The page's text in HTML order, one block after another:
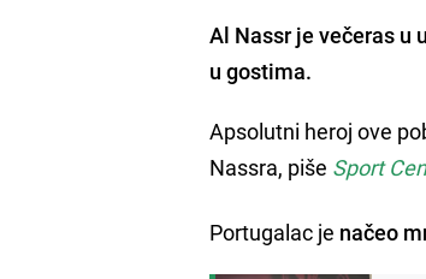
Al Nassr je večeras u
u gostima.
Apsolutni heroj ove
Nassra, piše Sport
Portugalac je načeo